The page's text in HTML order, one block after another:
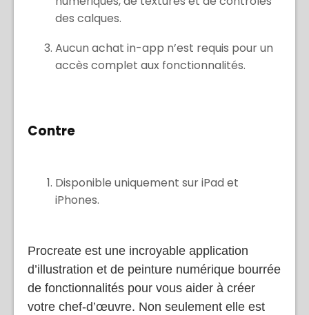
Une vaste sélection de pinceaux
numériques, de textures et de contrôles
des calques.
Aucun achat in-app n’est requis pour un
Disponible uniquement sur iPad et
Procreate est une incroyable application
d’illustration et de peinture numérique bourrée